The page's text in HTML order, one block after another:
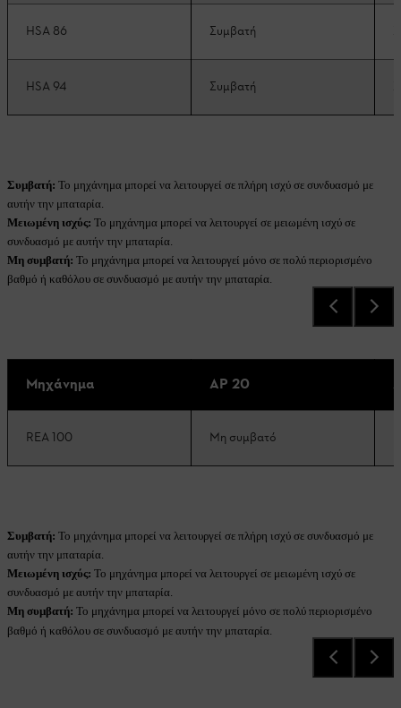
HSA 86 Συμβατή
HSA 94 Συμβατή
Συμβατή: Το μηχάνημα μπορεί να λειτουργεί σε πλήρη ισχύ σε συνδυασμό με
αυτήν την μπαταρία.
Μειωμένη ισχύς: Το μηχάνημα μπορεί να λειτουργεί σε μειωμένη ισχύ σε
συνδυασμό με αυτήν την μπαταρία.
Μη συμβατή: Το μηχάνημα μπορεί να λειτουργεί μόνο σε πολύ περιορισμένο
βαθμό ή καθόλου σε συνδυασμό με αυτήν την μπαταρία.
Μηχάνημα AP 20
REA 100 Μη συμβατό
Συμβατή: Το μηχάνημα μπορεί να λειτουργεί σε πλήρη ισχύ σε συνδυασμό με
αυτήν την μπαταρία.
Μειωμένη ισχύς: Το μηχάνημα μπορεί να λειτουργεί σε μειωμένη ισχύ σε
συνδυασμό με αυτήν την μπαταρία.
Μη συμβατή: Το μηχάνημα μπορεί να λειτουργεί μόνο σε πολύ περιορισμένο
βαθμό ή καθόλου σε συνδυασμό με αυτήν την μπαταρία.